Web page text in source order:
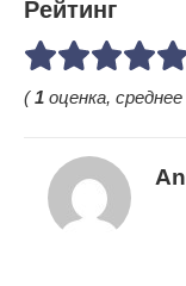
Рейтинг
(1 оценка, среднее